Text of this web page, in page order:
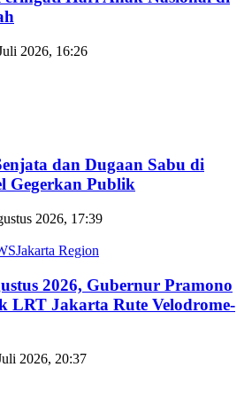
2026, 16:26
dan Dugaan Sabu di
Gegerkan Publik
2026, 17:39
Jakarta Region
2026, Gubernur Pramono
LRT Jakarta Rute Velodrome-
2026, 20:37